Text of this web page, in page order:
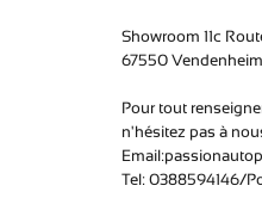
Showroom 11c
67550 Vendenheim
Pour tout
n'hésitez pas à
Tel: 0388594146/